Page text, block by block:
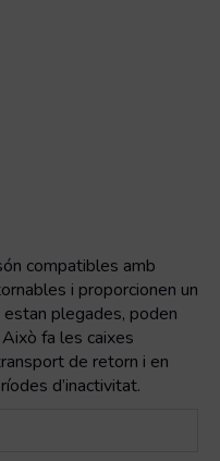
compatibles amb
i proporcionen un
estan plegades, poden
fa les caixes
de retorn i en
d’inactivitat.